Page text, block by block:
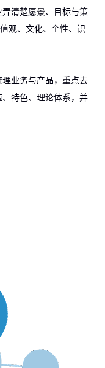
清楚愿景、目标与策
观、文化、个性、识
业务与产品，重点去
特色、理论体系，并